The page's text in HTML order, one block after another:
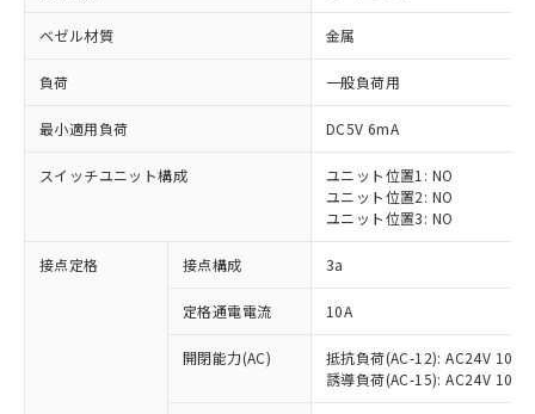
ベゼル材質 金属
負荷 一般負荷用
最小適用負荷 DC5V 6mA
スイッチユニット構成
ユニット位置1: NO
ユニット位置2: NO
ユニット位置3: NO
接点定格 接点構成 3a
定格通電電流 10A
開閉能力(AC)
抵抗負荷(AC-12): AC24V 10A/
誘導負荷(AC-15): AC24V
※1 対応状況
対応済み：EU RoHS指令（10物質）の
非含有に対応した製品が提供可能な商品で
対応予定：EU RoHS指令（10物質）の非含